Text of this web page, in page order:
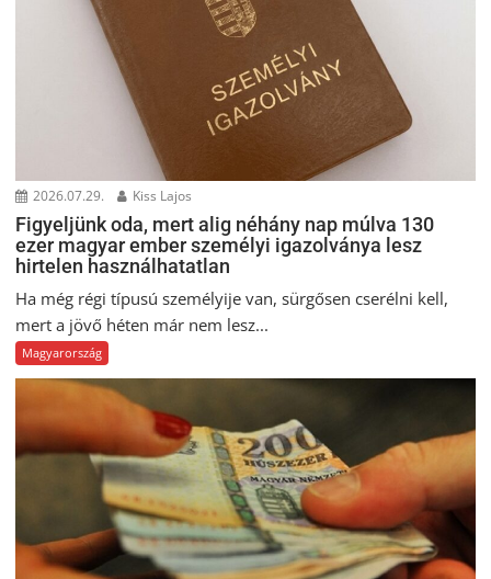
2026.07.29. Kiss Lajos
Figyeljünk oda, mert alig néhány nap múlva 130
ezer magyar ember személyi igazolványa lesz
hirtelen használhatatlan
Ha még régi típusú személyije van, sürgősen cserélni kell,
mert a jövő héten már nem lesz...
Magyarország